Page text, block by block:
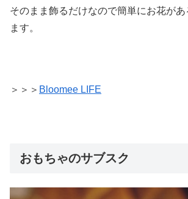
そのまま飾るだけなので簡単にお花があ
ます。
＞＞＞ Bloomee LIFE
おもちゃのサブスク